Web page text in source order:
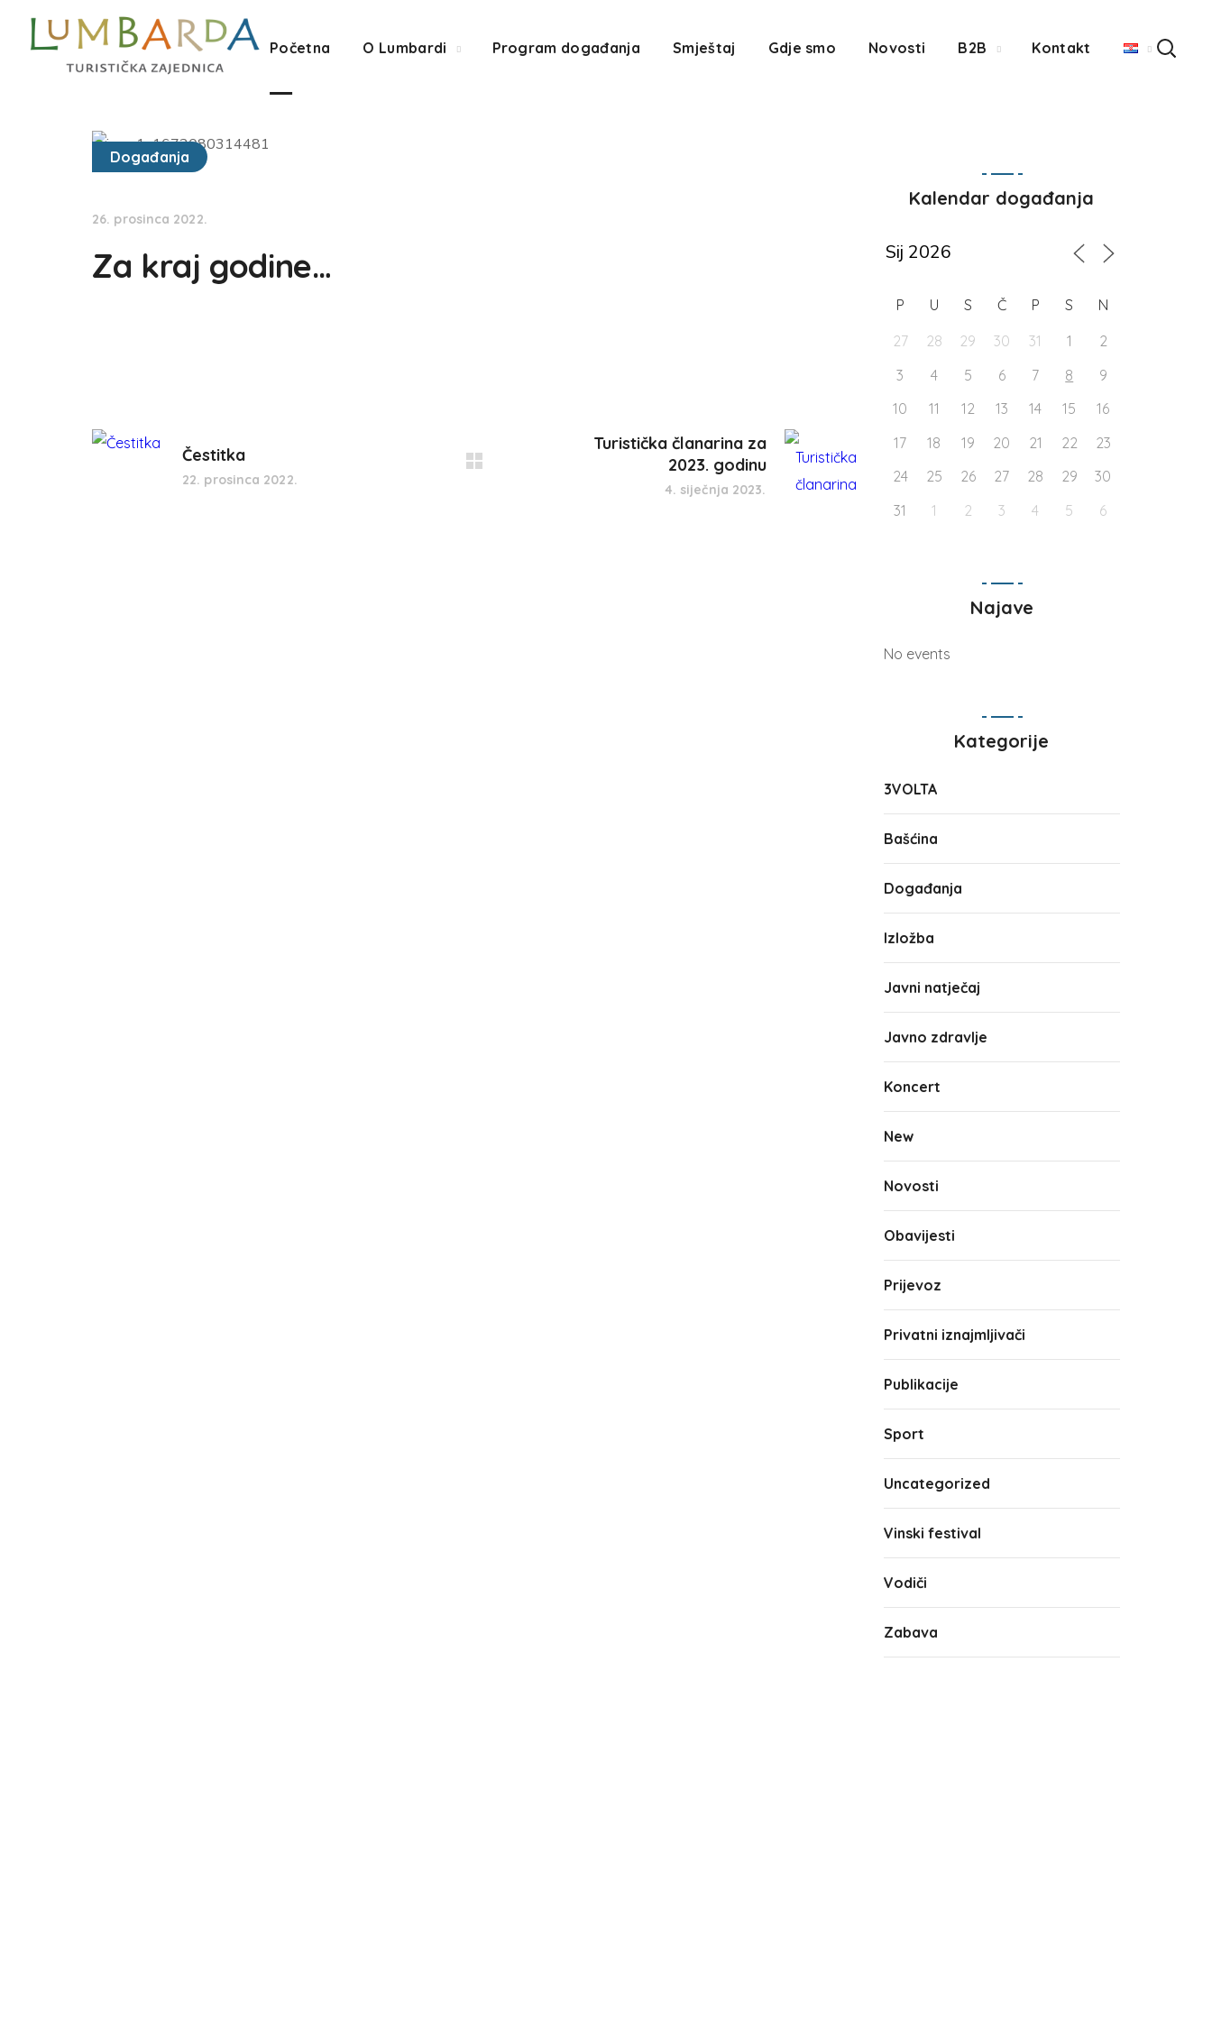
Početna O Lumbardi Program događanja Smještaj Gdje smo Novosti B2B Kontakt
Događanja
26. prosinca 2022.
Za kraj godine…
Čestitka
22. prosinca 2022.
Turistička članarina za
2023. godinu
4. siječnja 2023.
Kalendar događanja
P U S Č P S N
27 28 29 30 31 1
2
3
4 5 6 7 8
9
10
11 12 13 14 15
16
17
18 19 20 21 22
23
24
25 26 27 28 29
30
31
1 2 3 4 5 6
Najave
No events
Kategorije
3VOLTA
Bašćina
Događanja
Izložba
Javni natječaj
Javno zdravlje
Koncert
New
Novosti
Obavijesti
Prijevoz
Privatni iznajmljivači
Publikacije
Sport
Uncategorized
Vinski festival
Vodiči
Zabava